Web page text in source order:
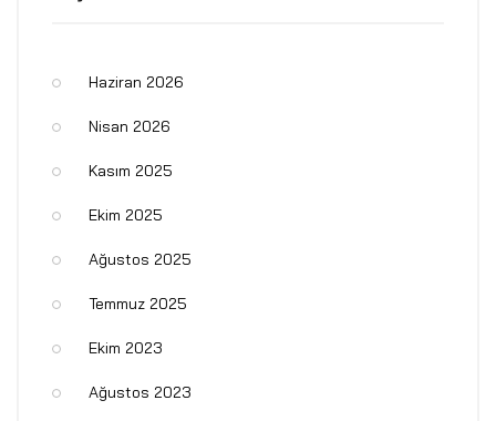
Haziran 2026
Nisan 2026
Kasım 2025
Ekim 2025
Ağustos 2025
Temmuz 2025
Ekim 2023
Ağustos 2023